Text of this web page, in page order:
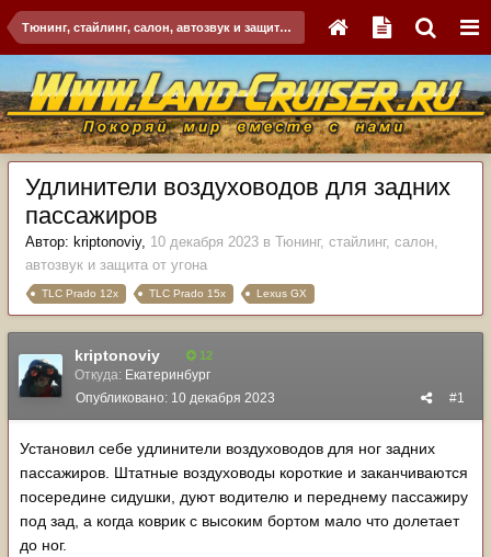
Тюнинг, стайлинг, салон, автозвук и защита от угона
Удлинители воздуховодов для задних
пассажиров
Автор: kriptonoviy, 10 декабря 2023 в Тюнинг, стайлинг, салон,
автозвук и защита от угона
TLC Prado 12x TLC Prado 15x Lexus GX
kriptonoviy 12
Откуда: Екатеринбург
#1
Опубликовано: 10 декабря 2023
Установил себе удлинители воздуховодов для ног задних
пассажиров. Штатные воздуховоды короткие и заканчиваются
посередине сидушки, дуют водителю и переднему пассажиру
под зад, а когда коврик с высоким бортом мало что долетает
до ног.